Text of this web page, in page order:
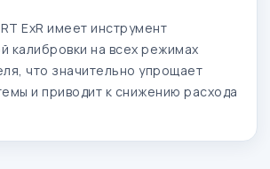
ExR имеет инструмент
калибровки на всех режимах
что значительно упрощает
и приводит к снижению расхода